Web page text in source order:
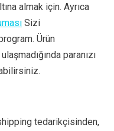
almak için. Ayrıca
Sizi
Ürün
paranızı
tedarikçisinden,